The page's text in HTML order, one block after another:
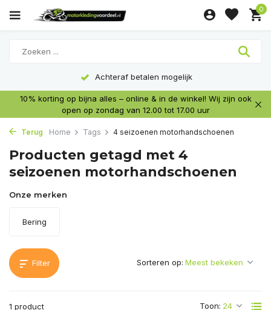
0
Achteraf betalen mogelijk
10% korting op bijna alles – online & in de winkel! Wij zijn ook
open op zondag van 12.00 tot 17.00 uur
Terug Home Tags 4 seizoenen motorhandschoenen
Producten getagd met 4
seizoenen motorhandschoenen
Onze merken
Bering
Filter
1 product Toon:
Sorteren op: